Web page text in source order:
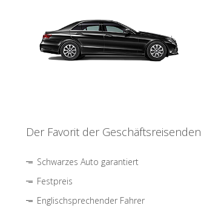
Der Favorit der Geschäftsreisenden
Schwarzes Auto garantiert
Festpreis
Englischsprechender Fahrer